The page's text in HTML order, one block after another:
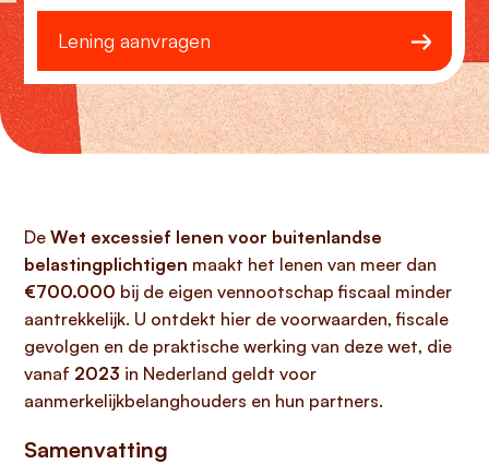
Lening aanvragen
De Wet excessief lenen voor buitenlandse
belastingplichtigen maakt het lenen van meer dan
€700.000 bij de eigen vennootschap fiscaal minder
aantrekkelijk. U ontdekt hier de voorwaarden, fiscale
gevolgen en de praktische werking van deze wet, die
vanaf 2023 in Nederland geldt voor
aanmerkelijkbelanghouders en hun partners.
Samenvatting